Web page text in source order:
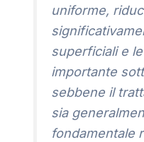
uniforme,
superficiali e
importante
sebbene il
sia
fondamentale